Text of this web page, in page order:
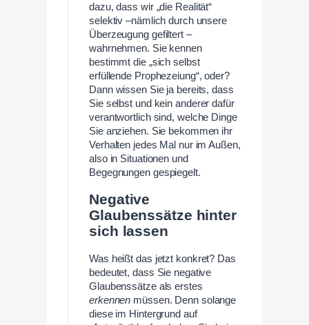
dazu, dass wir „die Realität“
selektiv –nämlich durch unsere
Überzeugung gefiltert –
wahrnehmen. Sie kennen
bestimmt die „sich selbst
erfüllende Prophezeiung“, oder?
Dann wissen Sie ja bereits, dass
Sie selbst und kein anderer dafür
verantwortlich sind, welche Dinge
Sie anziehen. Sie bekommen ihr
Verhalten jedes Mal nur im Außen,
also in Situationen und
Begegnungen gespiegelt.
Negative
Glaubenssätze hinter
sich lassen
Was heißt das jetzt konkret? Das
bedeutet, dass Sie negative
Glaubenssätze als erstes
erkennen müssen. Denn solange
diese im Hintergrund auf